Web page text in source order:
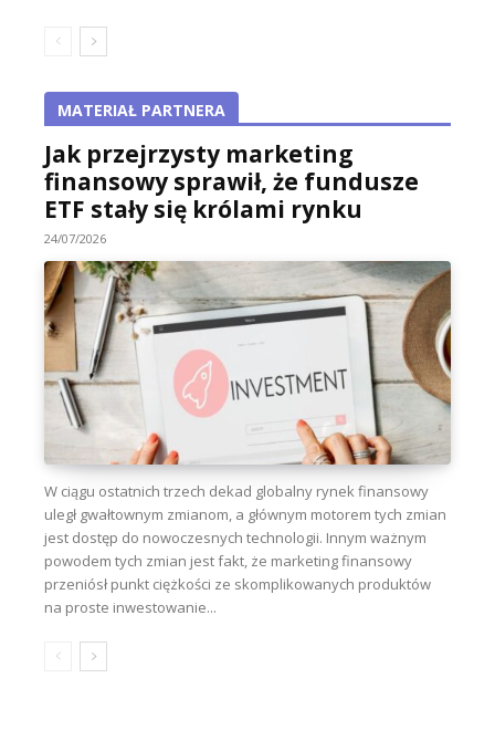
MATERIAŁ PARTNERA
Jak przejrzysty marketing
finansowy sprawił, że fundusze
ETF stały się królami rynku
24/07/2026
W ciągu ostatnich trzech dekad globalny rynek finansowy
uległ gwałtownym zmianom, a głównym motorem tych zmian
jest dostęp do nowoczesnych technologii. Innym ważnym
powodem tych zmian jest fakt, że marketing finansowy
przeniósł punkt ciężkości ze skomplikowanych produktów
na proste inwestowanie...